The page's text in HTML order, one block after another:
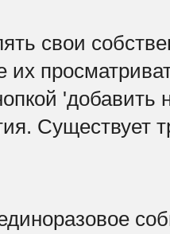
свои
их
Существует